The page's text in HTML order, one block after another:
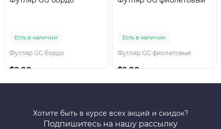
Есть в наличии
Футляр GG бордо
$2.00
Есть в наличии
Футляр GG фиолетовый
$2.00
Хотите быть в курсе всех акций и скидок?
Подпишитесь на нашу рассылку